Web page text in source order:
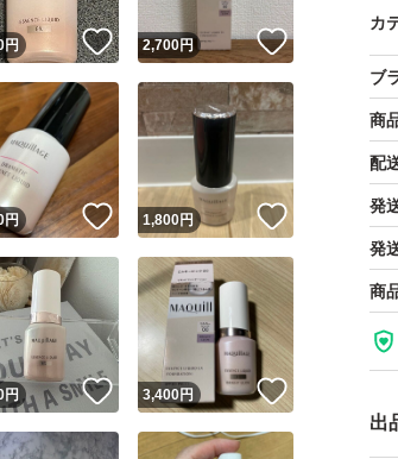
カ
ブ
商
配
発
発
商
出
円 いいね！
2,700円 いいね！
円 いいね！
1,800円
円 いいね！
3,400円